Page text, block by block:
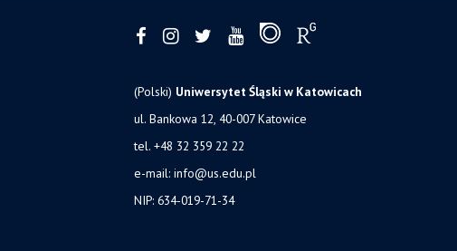
(Polski) Uniwersytet Śląski w Katowicach
ul. Bankowa 12, 40-007 Katowice
tel. +48 32 359 22 22
e-mail: info@us.edu.pl
NIP: 634-019-71-34